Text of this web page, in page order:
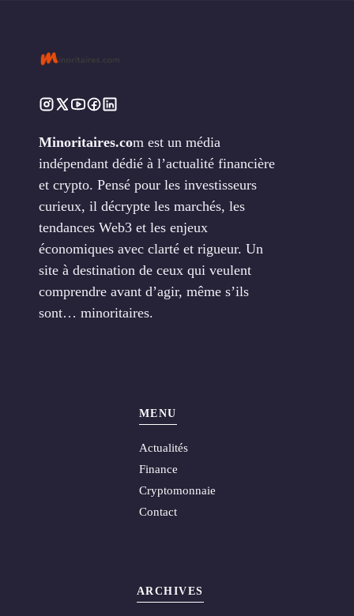
Minoritaires.com est un média
indépendant dédié à l’actualité financière
et crypto. Pensé pour les investisseurs
curieux, il décrypte les marchés, les
tendances Web3 et les enjeux
économiques avec clarté et rigueur. Un
site à destination de ceux qui veulent
comprendre avant d’agir, même s’ils
sont… minoritaires.
MENU
Actualités
Finance
Cryptomonnaie
Contact
ARCHIVES